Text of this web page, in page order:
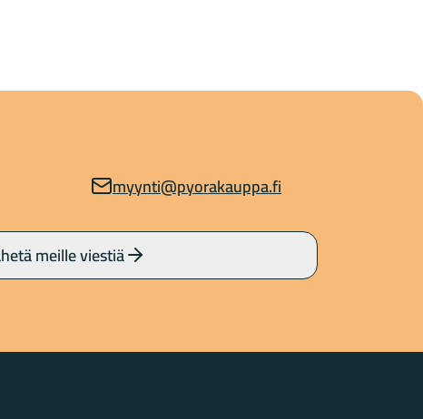
myynti@pyorakauppa.fi
meille viestiä